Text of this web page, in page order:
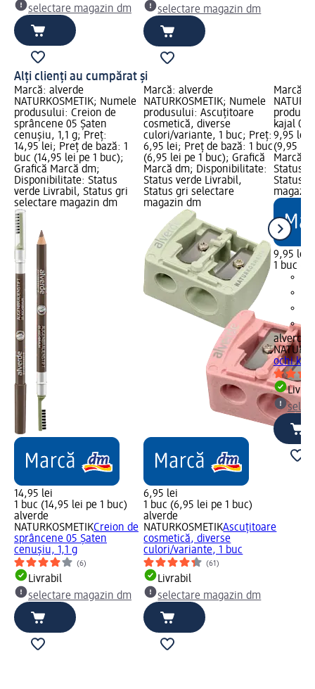
selectare magazin dm
selectare magazin dm
Alți clienți au cumpărat și
Marcă: alverde
NATURKOSMETIK; Numele
produsului: Creion de
sprâncene 05 Șaten
cenușiu, 1,1 g; Preț:
14,95 lei; Preț de bază: 1
buc (14,95 lei pe 1 buc);
Grafică Marcă dm;
Disponibilitate: Status
verde Livrabil, Status gri
selectare magazin dm
14,95 lei
1 buc (14,95 lei pe 1 buc)
alverde
NATURKOSMETIKCreion de
sprâncene 05 Șaten
cenușiu, 1,1 g
(6)
Livrabil
selectare magazin dm
Marcă: alverde
NATURKOSMETIK; Numele
produsului: Ascuțitoare
cosmetică, diverse
culori/variante, 1 buc; Preț:
6,95 lei; Preț de bază: 1 buc
(6,95 lei pe 1 buc); Grafică
Marcă dm; Disponibilitate:
Status verde Livrabil,
Status gri selectare
magazin dm
6,95 lei
1 buc (6,95 lei pe 1 buc)
alverde
NATURKOSMETIKAscuțitoare
cosmetică, diverse
culori/variante, 1 buc
(61)
Livrabil
selectare magazin dm
Marcă:
kajal 01,
9,95 lei;
(9,95 lei
Marcă
Status
Status
9,95 lei
1 buc
alverde
ochi